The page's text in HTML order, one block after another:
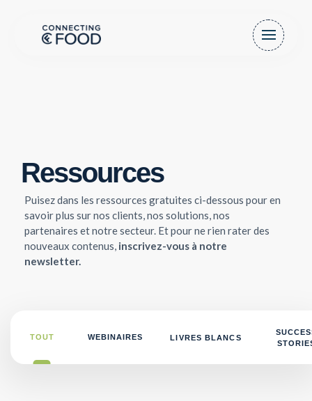
Ressources
Puisez dans les ressources gratuites ci-dessous pour en
savoir plus sur nos clients, nos solutions, nos
partenaires et notre secteur. Et pour ne rien rater des
nouveaux contenus, inscrivez-vous à notre
newsletter.
TOUT WEBINAIRES LIVRES BLANCS